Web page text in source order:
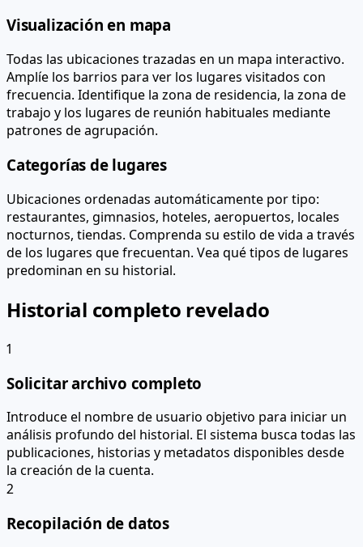
Visualización en mapa
Todas las ubicaciones trazadas en un mapa interactivo.
Amplíe los barrios para ver los lugares visitados con
frecuencia. Identifique la zona de residencia, la zona de
trabajo y los lugares de reunión habituales mediante
patrones de agrupación.
Categorías de lugares
Ubicaciones ordenadas automáticamente por tipo:
restaurantes, gimnasios, hoteles, aeropuertos, locales
nocturnos, tiendas. Comprenda su estilo de vida a través
de los lugares que frecuentan. Vea qué tipos de lugares
predominan en su historial.
Historial completo revelado
1
Solicitar archivo completo
Introduce el nombre de usuario objetivo para iniciar un
análisis profundo del historial. El sistema busca todas las
publicaciones, historias y metadatos disponibles desde
la creación de la cuenta.
2
Recopilación de datos